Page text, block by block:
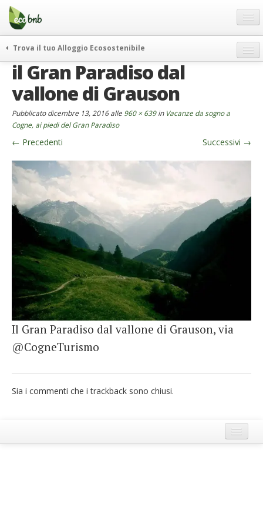
Menu
Salta
contenuto
Offerte Speciali
Regali
FAQ
Chi Siamo
Partner
Contatti
Italiano
German
English
Spanish
French
Italiano
Trova il tuo Alloggio Ecosostenibile
weekend green
itinerari
curiosità
vivere e viaggiare verde
news ed eventi
rassegna stampa
il Gran Paradiso dal
vallone di Grauson
Pubblicatodicembre 13, 2016alle 960 × 639in Vacanze da sogno a
Cogne, ai piedi del Gran Paradiso
← Precedenti Successivi →
Il Gran Paradiso dal vallone di Grauson, via
@CogneTurismo
Sia i commenti che i trackback sono chiusi.